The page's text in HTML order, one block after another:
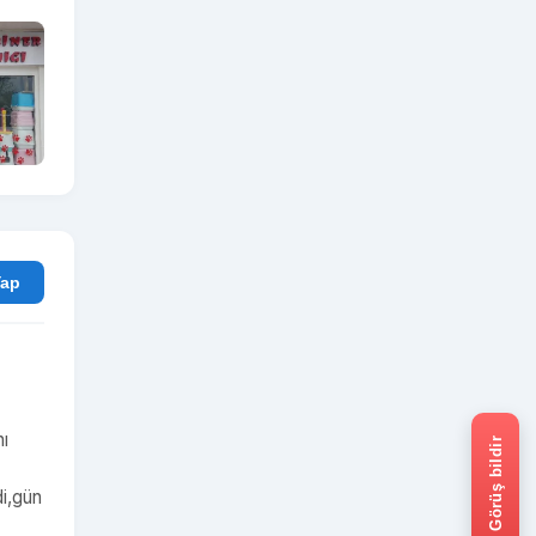
Yap
Görüş bildir